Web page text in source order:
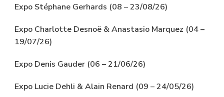
Expo Stéphane Gerhards (08 – 23/08/26)
Expo Charlotte Desnoë & Anastasio Marquez (04 –
19/07/26)
Expo Denis Gauder (06 – 21/06/26)
Expo Lucie Dehli & Alain Renard (09 – 24/05/26)